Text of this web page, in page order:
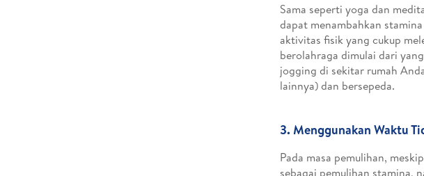
Sama seperti yoga dan
dapat menambahkan
aktivitas fisik yang cukup
berolahraga dimulai dari
jogging di sekitar rumah
lainnya) dan bersepeda.
3. Menggunakan Waktu
Pada masa pemulihan,
sebagai pemulihan stamina,